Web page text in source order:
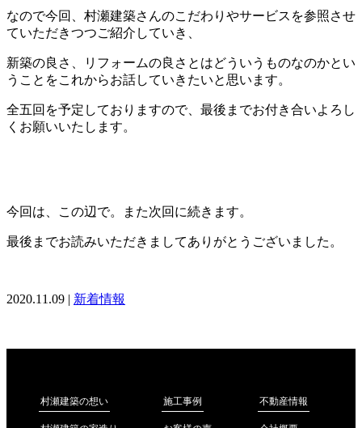
なので今回、村瀬建築さんのこだわりやサービスを参照させ
ていただきつつご紹介していき、
新築の良さ、リフォームの良さとはどういうものなのかとい
うことをこれからお話していきたいと思います。
全五回を予定しておりますので、最後までお付き合いよろし
くお願いいたします。
今回は、この辺で。また次回に続きます。
最後までお読みいただきましてありがとうございました。
2020.11.09 | 新着情報
村瀬建築の想い 施工事例 不動産情報